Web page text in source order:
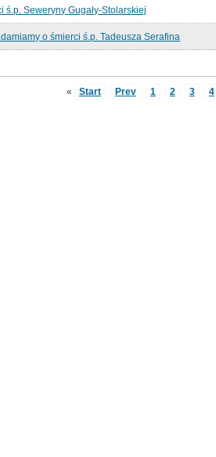
ś.p. Seweryny Gugały-Stolarskiej
o śmierci ś.p. Tadeusza Serafina
« Start Prev 1 2 3 4